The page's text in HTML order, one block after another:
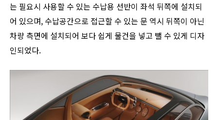
는 필요시 사용할 수 있는 수납용 선반이 좌석 뒤쪽에 설치되
어 있으며, 수납공간으로 접근할 수 있는 문 역시 뒤쪽이 아닌
차량 측면에 설치되어 보다 쉽게 물건을 넣고 뺄 수 있게 디자
인되었다.